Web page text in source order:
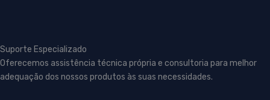
Suporte Especializado
Oferecemos assistência técnica própria e consultoria para melhor
adequação dos nossos produtos às suas necessidades.